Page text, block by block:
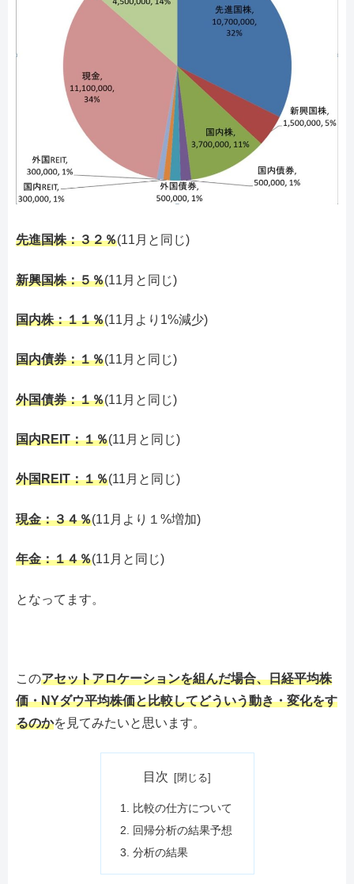
先進国株：３２％(11月と同じ)
新興国株：５％(11月と同じ)
国内株：１１％(11月より1%減少)
国内債券：１％(11月と同じ)
外国債券：１％(11月と同じ)
国内REIT：１％(11月と同じ)
外国REIT：１％(11月と同じ)
現金：３４％(11月より１%増加)
年金：１４％(11月と同じ)
となってます。
このアセットアロケーションを組んだ場合、日経平均株
価・NYダウ平均株価と比較してどういう動き・変化をす
るのかを見てみたいと思います。
目次
比較の仕方について
回帰分析の結果予想
分析の結果